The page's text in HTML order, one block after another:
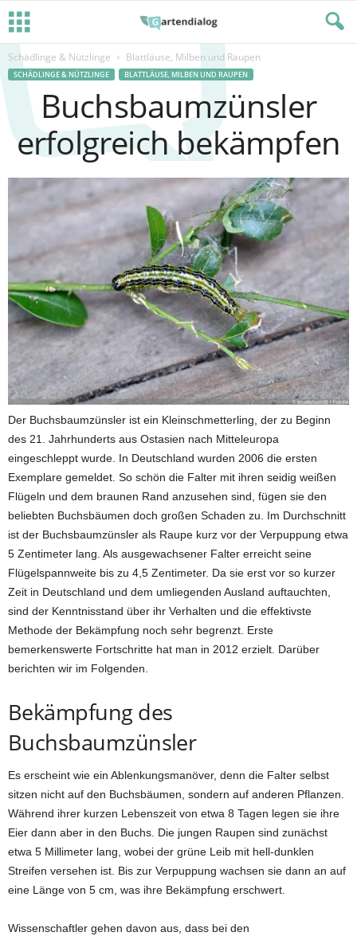
Schädlinge & Nützlinge Blattläuse, Milben und Raupen
SCHÄDLINGE & NÜTZLINGE BLATTLÄUSE, MILBEN UND RAUPEN
Buchsbaumzünsler
erfolgreich bekämpfen
Der Buchsbaumzünsler ist ein Kleinschmetterling, der zu Beginn
des 21. Jahrhunderts aus Ostasien nach Mitteleuropa
eingeschleppt wurde. In Deutschland wurden 2006 die ersten
Exemplare gemeldet. So schön die Falter mit ihren seidig weißen
Flügeln und dem braunen Rand anzusehen sind, fügen sie den
beliebten Buchsbäumen doch großen Schaden zu. Im Durchschnitt
ist der Buchsbaumzünsler als Raupe kurz vor der Verpuppung etwa
5 Zentimeter lang. Als ausgewachsener Falter erreicht seine
Flügelspannweite bis zu 4,5 Zentimeter. Da sie erst vor so kurzer
Zeit in Deutschland und dem umliegenden Ausland auftauchten,
sind der Kenntnisstand über ihr Verhalten und die effektivste
Methode der Bekämpfung noch sehr begrenzt. Erste
bemerkenswerte Fortschritte hat man in 2012 erzielt. Darüber
berichten wir im Folgenden.
Bekämpfung des
Buchsbaumzünsler
Es erscheint wie ein Ablenkungsmanöver, denn die Falter selbst
sitzen nicht auf den Buchsbäumen, sondern auf anderen Pflanzen.
Während ihrer kurzen Lebenszeit von etwa 8 Tagen legen sie ihre
Eier dann aber in den Buchs. Die jungen Raupen sind zunächst
etwa 5 Millimeter lang, wobei der grüne Leib mit hell-dunklen
Streifen versehen ist. Bis zur Verpuppung wachsen sie dann an auf
eine Länge von 5 cm, was ihre Bekämpfung erschwert.
Wissenschaftler gehen davon aus, dass bei den